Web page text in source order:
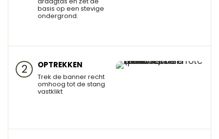
basis op een stevige
ondergrond.
2 OPTREKKEN
Trek de banner recht
omhoog tot de stang
vastklikt